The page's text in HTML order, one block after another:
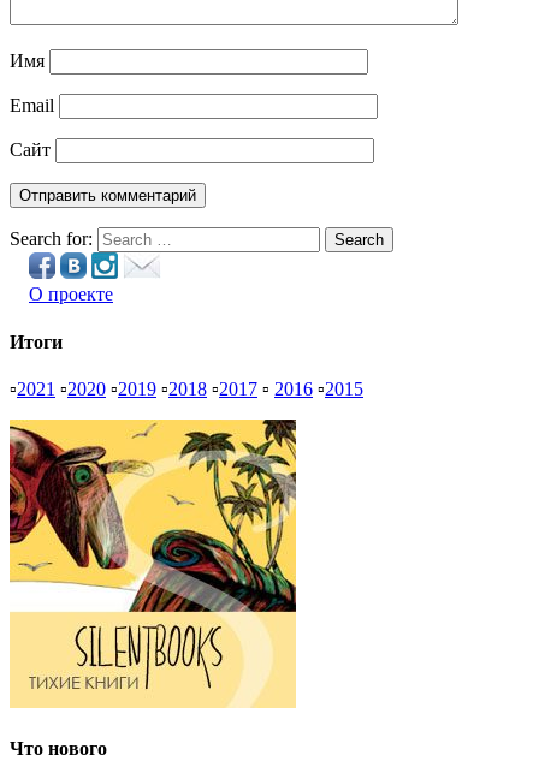
Имя
Email
Сайт
Search for: Search
О проекте
Итоги
▫2021 ▫2020 ▫2019 ▫2018 ▫2017 ▫ 2016 ▫2015
Что нового